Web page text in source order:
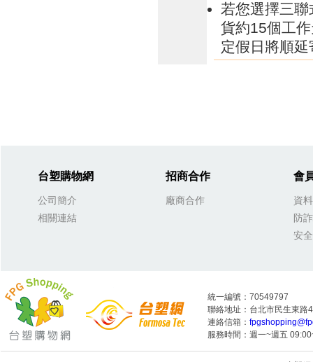
若您選擇三
貨約15個工
定假日將順延
台塑購物網
公司簡介
相關連結
招商合作
廠商合作
會
資
防
安
統一編號：70549797
聯絡地址：台北市民生東路
連絡信箱：
服務時間：週一~週五